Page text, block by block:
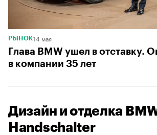
РЫНОК14 мая
Глава BMW ушел в отставку.
в компании 35 лет
Дизайн и отделка
Handschalter